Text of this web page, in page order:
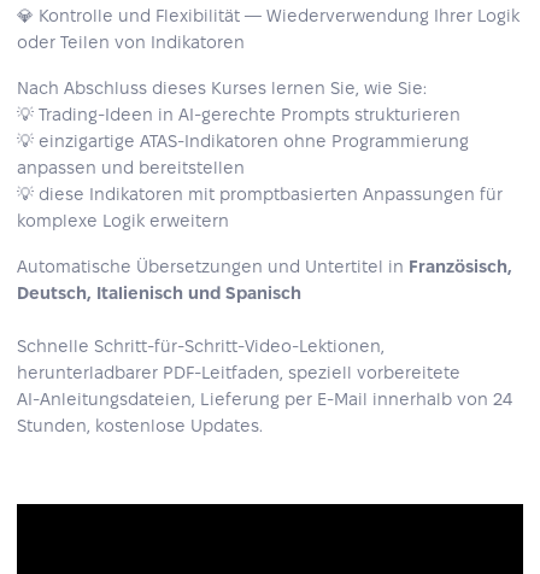
💎 Kontrolle und Flexibilität — Wiederverwendung Ihrer Logik
oder Teilen von Indikatoren
Nach Abschluss dieses Kurses lernen Sie, wie Sie:
💡 Trading‑Ideen in AI‑gerechte Prompts strukturieren
💡 einzigartige ATAS‑Indikatoren ohne Programmierung
anpassen und bereitstellen
💡 diese Indikatoren mit promptbasierten Anpassungen für
komplexe Logik erweitern
Automatische Übersetzungen und Untertitel in Französisch,
Deutsch, Italienisch und Spanisch
Schnelle Schritt‑für‑Schritt‑Video‑Lektionen,
herunterladbarer PDF‑Leitfaden, speziell vorbereitete
AI‑Anleitungsdateien, Lieferung per E‑Mail innerhalb von 24
Stunden, kostenlose Updates.